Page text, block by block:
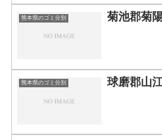
熊本県のゴミ分別 菊池郡菊
熊本県のゴミ分別 球磨郡山